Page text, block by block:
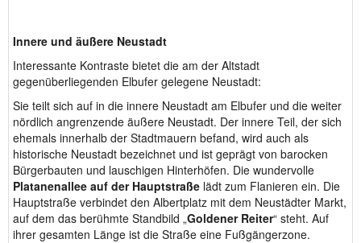
Innere und äußere Neustadt
Interessante Kontraste bietet die am der Altstadt
gegenüberliegenden Elbufer gelegene Neustadt:
Sie teilt sich auf in die innere Neustadt am Elbufer und die weiter
nördlich angrenzende äußere Neustadt. Der innere Teil, der sich
ehemals innerhalb der Stadtmauern befand, wird auch als
historische Neustadt bezeichnet und ist geprägt von barocken
Bürgerbauten und lauschigen Hinterhöfen. Die wundervolle
Platanenallee auf der Hauptstraße lädt zum Flanieren ein. Die
Hauptstraße verbindet den Albertplatz mit dem Neustädter Markt,
auf dem das berühmte Standbild „Goldener Reiter“ steht. Auf
ihrer gesamten Länge ist die Straße eine Fußgängerzone.